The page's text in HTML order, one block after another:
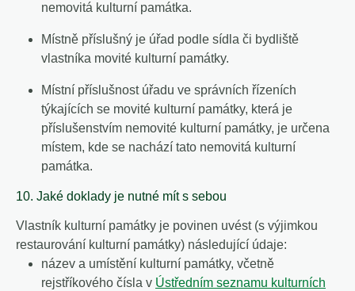
nemovitá kulturní památka.
Místně příslušný je úřad podle sídla či bydliště
vlastníka movité kulturní památky.
Místní příslušnost úřadu ve správních řízeních
týkajících se movité kulturní památky, která je
příslušenstvím nemovité kulturní památky, je určena
místem, kde se nachází tato nemovitá kulturní
památka.
10. Jaké doklady je nutné mít s sebou
Vlastník kulturní památky je povinen uvést (s výjimkou
restaurování kulturní památky) následující údaje:
název a umístění kulturní památky, včetně
rejstříkového čísla v Ústředním seznamu kulturních